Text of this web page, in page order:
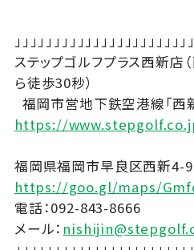
」」」」」」」」」」」」」」」」」」」」」」
ステップゴルフプラス西新
ら徒歩30秒）
福岡市営地下鉄空港線｢西
https://
福岡県福岡市早良区西新
https://goo.gl/maps/
電話：092-843-8666
メール：